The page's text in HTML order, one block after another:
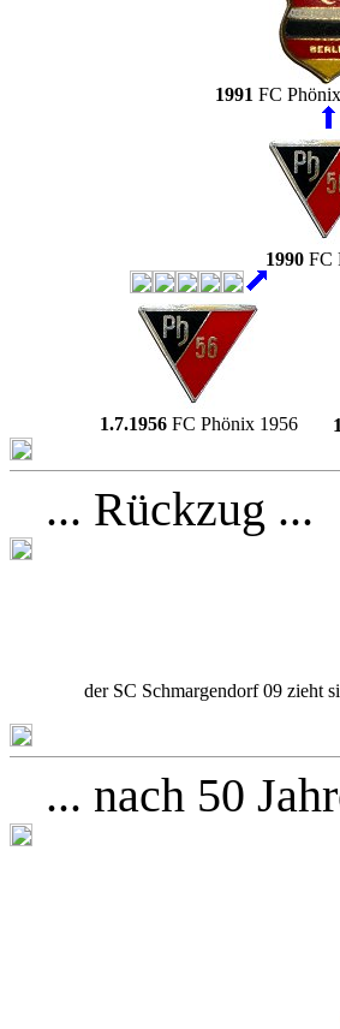
1991 FC
1990 FC
1.7.1956FC Phönix 1956
... Rückzug ...
der SC Schmargendorf 09 zieht
... nach 50